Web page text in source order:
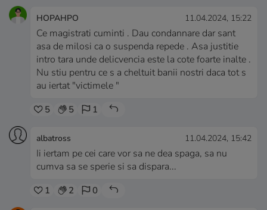
HOPAHPO 11.04.2024, 15:22
Ce magistrati cuminti . Dau condannare dar sant
asa de milosi ca o suspenda repede . Asa justitie
intro tara unde delicvencia este la cote foarte inalte .
Nu stiu pentru ce s a cheltuit banii nostri daca tot s
au iertat "victimele "
5 5 1
albatross 11.04.2024, 15:42
Ii iertam pe cei care vor sa ne dea spaga, sa nu
cumva sa se sperie si sa dispara...
1 2 0